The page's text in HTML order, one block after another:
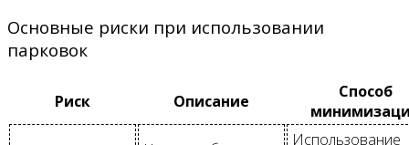
Основные риски при использовании
парковок
Риск Описание
Способ
Использование